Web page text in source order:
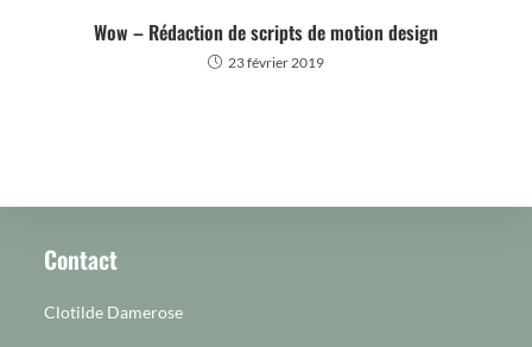
Wow – Rédaction de scripts de motion design
23 février 2019
Contact
Clotilde Damerose